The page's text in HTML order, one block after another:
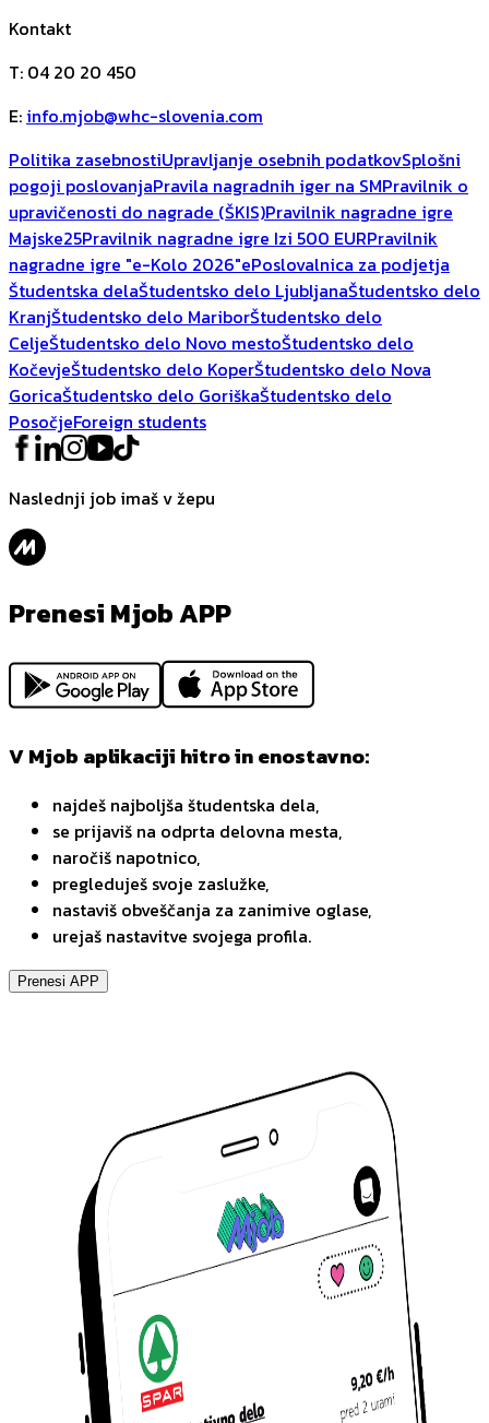
Kontakt
T: 04 20 20 450
E: info.mjob@whc-slovenia.com
Politika zasebnostiUpravljanje osebnih podatkovSplošni
pogoji poslovanjaPravila nagradnih iger na SMPravilnik o
upravičenosti do nagrade (ŠKIS)Pravilnik nagradne igre
Majske25Pravilnik nagradne igre Izi 500 EURPravilnik
nagradne igre "e-Kolo 2026"ePoslovalnica za podjetja
Študentska delaŠtudentsko delo LjubljanaŠtudentsko delo
KranjŠtudentsko delo MariborŠtudentsko delo
CeljeŠtudentsko delo Novo mestoŠtudentsko delo
KočevjeŠtudentsko delo KoperŠtudentsko delo Nova
GoricaŠtudentsko delo GoriškaŠtudentsko delo
PosočjeForeign students
Naslednji job imaš v žepu
Prenesi Mjob APP
V Mjob aplikaciji hitro in enostavno:
najdeš najboljša študentska dela,
se prijaviš na odprta delovna mesta,
naročiš napotnico,
pregleduješ svoje zaslužke,
nastaviš obveščanja za zanimive oglase,
urejaš nastavitve svojega profila.
Prenesi APP